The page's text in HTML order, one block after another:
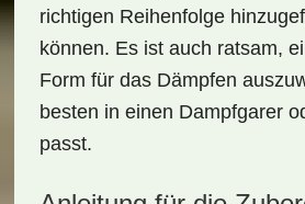
richtigen Reihenfolge
können. Es ist auch ratsam,
Form für das Dämpfen
besten in einen Dampfgarer
passt.